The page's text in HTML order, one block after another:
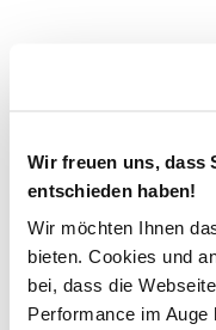
Wir freuen uns, dass
entschieden haben!
Wir möchten Ihnen
bieten. Cookies und
bei, dass die
Performance im Auge
7,99 €
Adidas
Unisex Sneakersocken